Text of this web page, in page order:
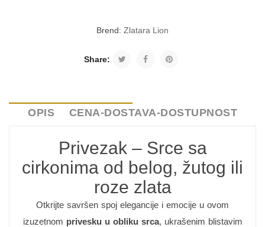
Brend: Zlatara Lion
Share:
OPIS CENA-DOSTAVA-DOSTUPNOST
Privezak – Srce sa
cirkonima od belog, žutog ili
roze zlata
Otkrijte savršen spoj elegancije i emocije u ovom
izuzetnom privesku u obliku srca, ukrašenim blistavim